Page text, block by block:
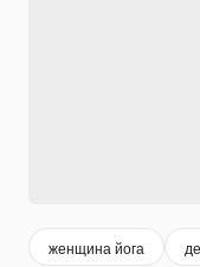
женщина йога